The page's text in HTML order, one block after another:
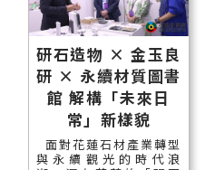
研石造物 × 金玉良
研 × 永續材質圖書
館 解構「未來日
常」新樣貌
面對花蓮石材產業轉型
與永續觀光的時代浪